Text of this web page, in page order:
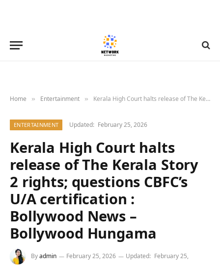
Home » Entertainment » Kerala High Court halts release of The Kerala Story 2 rights; questions CBFC’s U/A certification : Bollywood News – Bollywood Hungama
ENTERTAINMENT Updated: February 25, 2026
Kerala High Court halts
release of The Kerala Story
2 rights; questions CBFC’s
U/A certification :
Bollywood News –
Bollywood Hungama
Byadmin February 25, 2026 Updated: February 25,